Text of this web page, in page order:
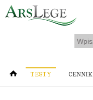
TESTY CENNIK